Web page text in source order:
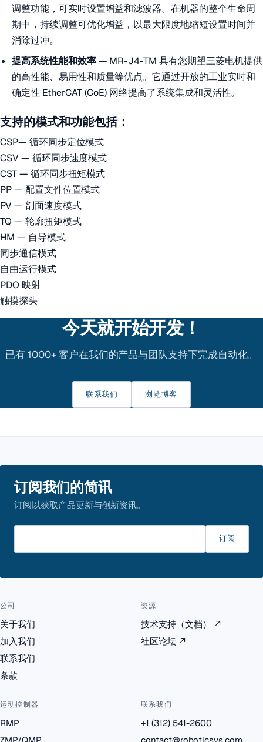
调整功能，可实时设置增益和滤波器。在机器的整个生命周
期中，持续调整可优化增益，以最大限度地缩短设置时间并
消除过冲。
提高系统性能和效率— MR-J4-TM 具有您期望三菱电机提供
的高性能、易用性和质量等优点。它通过开放的工业实时和
确定性 EtherCAT (CoE) 网络提高了系统集成和灵活性。
支持的模式和功能包括：
CSP— 循环同步定位模式
CSV — 循环同步速度模式
CST — 循环同步扭矩模式
PP — 配置文件位置模式
PV — 剖面速度模式
TQ — 轮廓扭矩模式
HM — 自导模式
同步通信模式
自由运行模式
PDO 映射
触摸探头
今天就开始开发！
已有 1000+ 客户在我们的产品与团队支持下完成自动化。
联系我们 浏览博客
订阅我们的简讯
订阅以获取产品更新与创新资讯。
请输入邮箱
订阅
公司
关于我们
加入我们
联系我们
条款
资源
技术支持（文档）
↗
社区论坛↗
运动控制器
RMP
ZMP/QMP
联系我们
+1 (312) 541-2600
contact@roboticsys.com